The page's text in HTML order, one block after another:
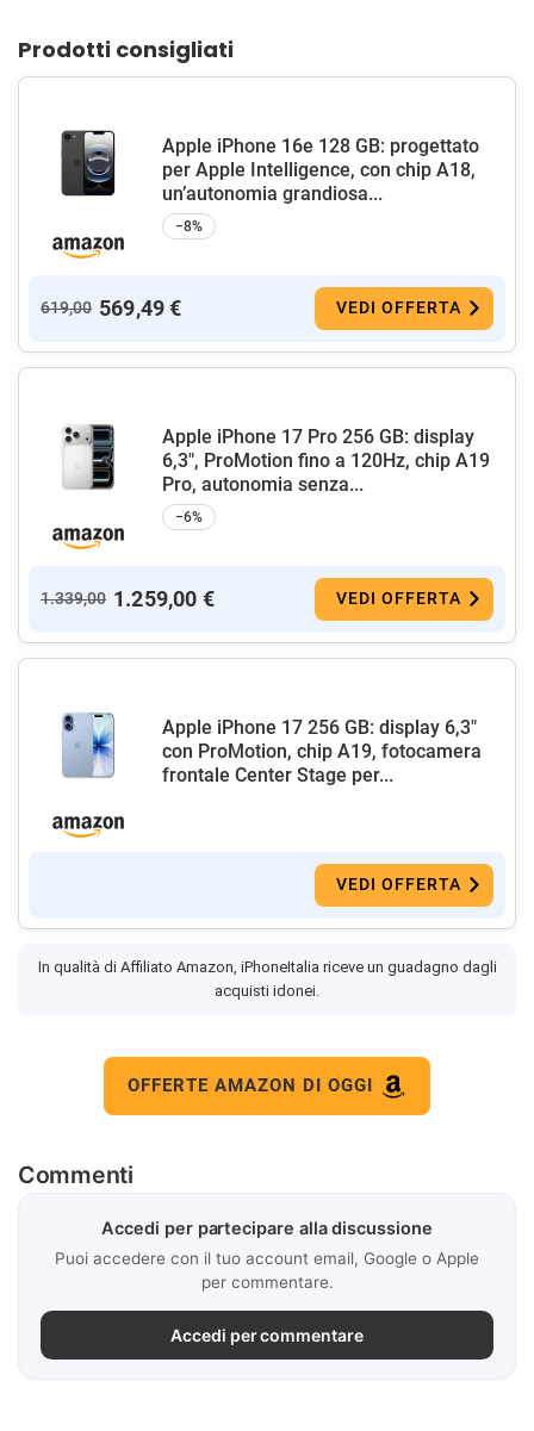
Prodotti consigliati
Apple iPhone 16e 128 GB: progettato
per Apple Intelligence, con chip A18,
un’autonomia grandiosa...
−8%
619,00 569,49 € VEDI OFFERTA
Apple iPhone 17 Pro 256 GB: display
6,3", ProMotion fino a 120Hz, chip A19
Pro, autonomia senza...
−6%
1.339,00 1.259,00 € VEDI OFFERTA
Apple iPhone 17 256 GB: display 6,3"
con ProMotion, chip A19, fotocamera
frontale Center Stage per...
VEDI OFFERTA
In qualità di Affiliato Amazon, iPhoneItalia riceve un guadagno dagli
acquisti idonei.
OFFERTE AMAZON DI OGGI
Commenti
Accedi per partecipare alla discussione
Puoi accedere con il tuo account email, Google o Apple
per commentare.
Accedi per commentare